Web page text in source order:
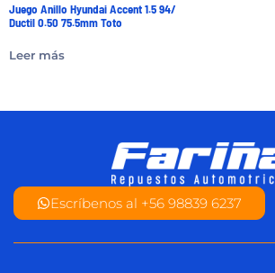
Juego Anillo Hyundai Accent 1.5 94/
Ductil 0.50 75.5mm Toto
Leer más
Escríbenos al +56 98839 6237